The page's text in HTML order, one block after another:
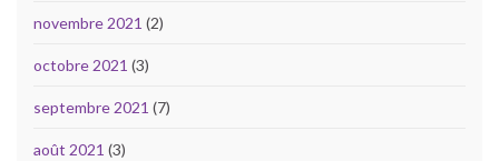
novembre 2021 (2)
octobre 2021 (3)
septembre 2021 (7)
août 2021 (3)